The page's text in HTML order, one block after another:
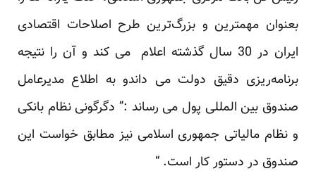
بعنوان مهمترین و بزرگ‌ترین طرح اصلاحات اقتصادی
ایران در 30 سال گذشته اعلام می کند و آن را نتیجه
برنامه‌ریزی دقیق دولت می داندو به اطلاع مدیرعامل
صندوق بین المللی پول می رساند :” دگرگونی نظام بانکی
و نظام مالیاتی جمهوری اسلامی نیز مطابق خواست این
صندوق در دستور کار است. “